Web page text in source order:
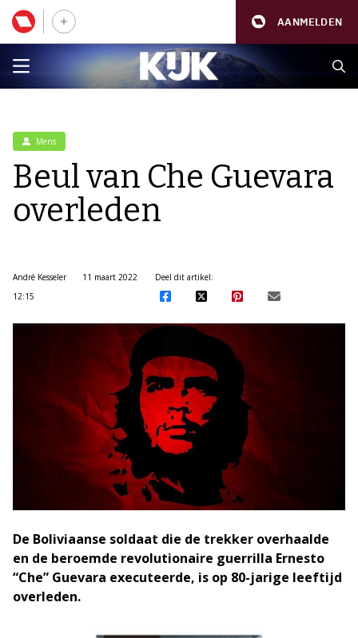
AANMELDEN
Mens
Beul van Che Guevara
overleden
André Kesseler
11 maart 2022
12:15
Deel dit artikel:
De Boliviaanse soldaat die de trekker overhaalde
en de beroemde revolutionaire guerrilla Ernesto
“Che” Guevara executeerde, is op 80-jarige leeftijd
overleden.